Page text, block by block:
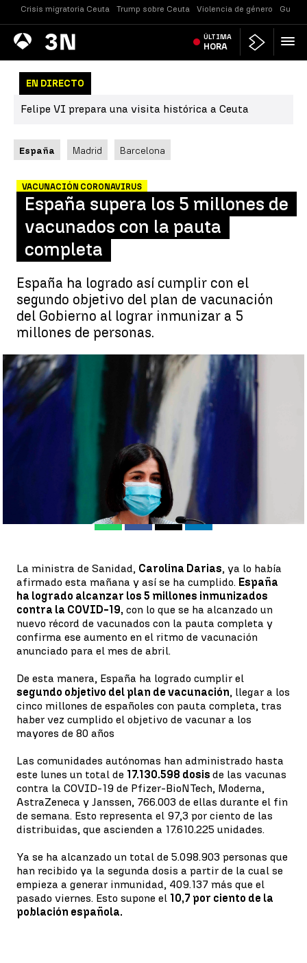
Crisis migratoria Ceuta Trump sobre Ceuta Violencia de género
Antena
3 Noticias ÚLTIMA
HORA
EN DIRECTO
Felipe VI prepara una visita histórica a Ceuta
España Madrid Barcelona
VACUNACIÓN CORONAVIRUS
España supera los 5 millones de
vacunados con la pauta
completa
España ha logrado así cumplir con el
segundo objetivo del plan de vacunación
del Gobierno al lograr inmunizar a 5
millones de personas.
España supera los 5 millones de vacunados con la pauta
completa |
Guillermo Gallegos Gómez
03 de mayo de 2021, 13:16
WhatsappFacebook
X Linkedin
La ministra de Sanidad, Carolina Darias, ya lo había
afirmado esta mañana y así se ha cumplido. España
ha logrado alcanzar los 5 millones inmunizados
contra la COVID-19, con lo que se ha alcanzado un
nuevo récord de vacunados con la pauta completa y
confirma ese aumento en el ritmo de vacunación
anunciado para el mes de abril.
De esta manera, España ha logrado cumplir el
segundo objetivo del plan de vacunación, llegar a los
cinco millones de españoles con pauta completa, tras
haber vez cumplido el objetivo de vacunar a los
mayores de 80 años
Las comunidades autónomas han administrado hasta
este lunes un total de 17.130.598 dosis de las vacunas
contra la COVID-19 de Pfizer-BioNTech, Moderna,
AstraZeneca y Janssen, 766.003 de ellas durante el fin
de semana. Esto representa el 97,3 por ciento de las
distribuidas, que ascienden a 17.610.225 unidades.
Ya se ha alcanzado un total de 5.098.903 personas que
han recibido ya la segunda dosis a partir de la cual se
empieza a generar inmunidad, 409.137 más que el
pasado viernes. Esto supone el 10,7 por ciento de la
población española.